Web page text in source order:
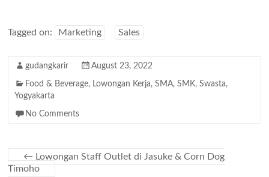
Tagged on: Marketing Sales
gudangkarir August 23, 2022
Food & Beverage, Lowongan Kerja,SMA,SMK,Swasta,
Yogyakarta
No Comments
← Lowongan Staff Outlet di Jasuke & Corn Dog
Timoho